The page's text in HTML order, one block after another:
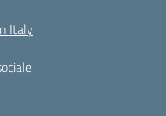
Italy